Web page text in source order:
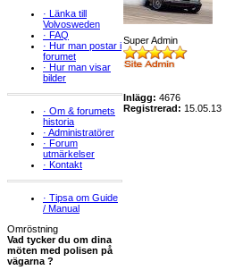
· Länka till
Volvosweden
· FAQ
· Hur man postar i
forumet
· Hur man visar
bilder
· Om & forumets
historia
· Administratörer
· Forum
utmärkelser
· Kontakt
· Tipsa om Guide
/ Manual
Omröstning
Vad tycker du om dina
möten med polisen på
vägarna ?
Super Admin
Inlägg: 4676
Registrerad: 15.05.13